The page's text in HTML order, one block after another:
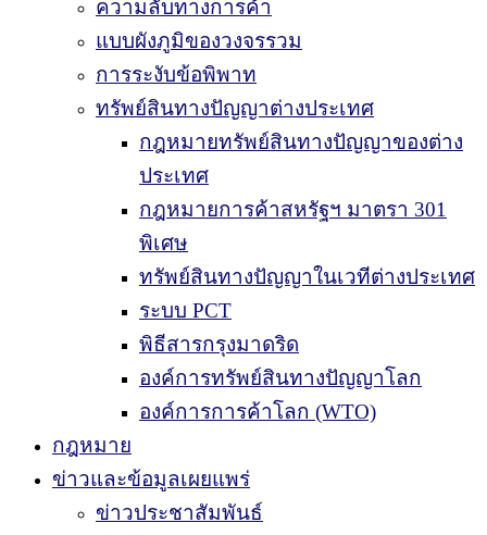
ความลับทางการค้า
แบบผังภูมิของวงจรรวม
การระงับข้อพิพาท
ทรัพย์สินทางปัญญาต่างประเทศ
กฎหมายทรัพย์สินทางปัญญาของต่าง
ประเทศ
กฎหมายการค้าสหรัฐฯ มาตรา 301
พิเศษ
ทรัพย์สินทางปัญญาในเวทีต่างประเทศ
ระบบ PCT
พิธีสารกรุงมาดริด
องค์การทรัพย์สินทางปัญญาโลก
องค์การการค้าโลก (WTO)
กฎหมาย
ข่าวและข้อมูลเผยแพร่
ข่าวประชาสัมพันธ์